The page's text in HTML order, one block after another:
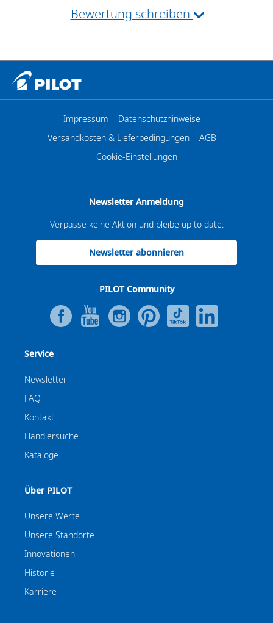
Bewertung schreiben
Impressum
Datenschutzhinweise
Versandkosten & Lieferbedingungen
AGB
Cookie-Einstellungen
Newsletter Anmeldung
Verpasse keine Aktion und bleibe up to date.
Newsletter abonnieren
PILOT Community
Service
Newsletter
FAQ
Kontakt
Händlersuche
Kataloge
Über PILOT
Unsere Werte
Unsere Standorte
Innovationen
Historie
Karriere